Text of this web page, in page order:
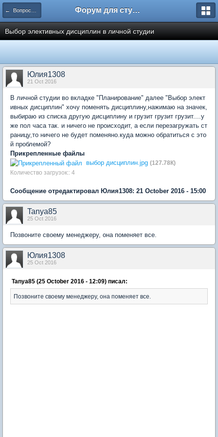
← Вопросы и ответы Форум для студента СГА
Выбор элективных дисциплин в личной студии
Юлия1308
21 Oct 2016
В личной студии во вкладке "Планирование" далее "Выбор элект
ивных дисциплин" хочу поменять дисциплину,нажимаю на значек,
выбираю из списка другую дисциплину и грузит грузит грузит....у
же пол часа так. и ничего не происходит, а если перезагружать ст
раницу,то ничего не будет поменяно.куда можно обратиться с это
й проблемой?
Прикрепленные файлы
выбор дисциплин.jpg (127.78К)
Количество загрузок:: 4
Сообщение отредактировал Юлия1308: 21 October 2016 - 15:00
Tanya85
25 Oct 2016
Позвоните своему менеджеру, она поменяет все.
Юлия1308
25 Oct 2016
Tanya85 (25 October 2016 - 12:09) писал:
Позвоните своему менеджеру, она поменяет все.